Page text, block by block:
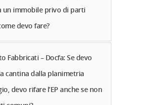
un immobile privo di parti
devo fare?
Fabbricati – Docfa: Se devo
cantina dalla planimetria
devo rifare l’EP anche se non